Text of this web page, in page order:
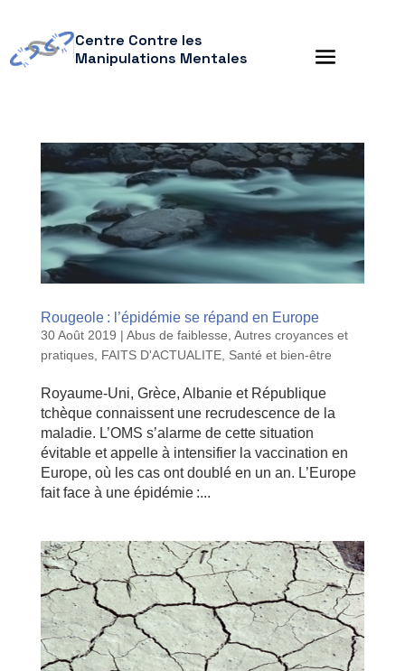
Centre Contre les
Manipulations Mentales
Rougeole : l’épidémie se répand en Europe
30 Août 2019 | Abus de faiblesse Autres croyances et
pratiques, FAITS D'ACTUALITE, Santé et bien-être
Royaume-Uni, Grèce, Albanie et République
tchèque connaissent une recrudescence de la
maladie. L’OMS s’alarme de cette situation
évitable et appelle à intensifier la vaccination en
Europe, où les cas ont doublé en un an. L’Europe
fait face à une épidémie :...